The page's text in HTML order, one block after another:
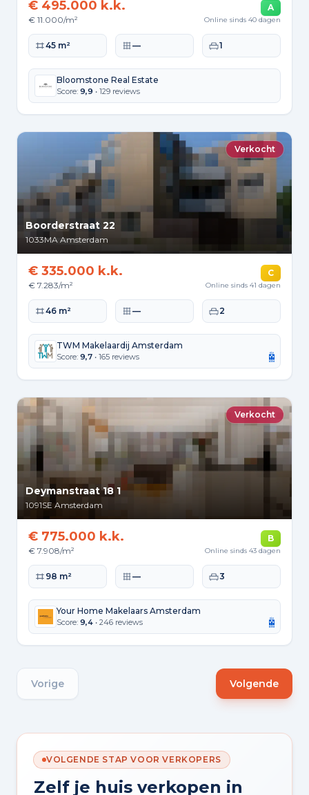
€ 495.000 k.k.
€ 11.000/m²
A
Online sinds 40 dagen
Woonoppervlakte
45 m² Perceeloppervlakte
— Slaapkamers
1
Bloomstone Real Estate
Score: 9,9 • 129 reviews
Verkocht
Boorderstraat 22
1033MA Amsterdam
€ 335.000 k.k.
€ 7.283/m²
C
Online sinds 41 dagen
Woonoppervlakte
46 m² Perceeloppervlakte
— Slaapkamers
2
TWM Makelaardij Amsterdam
Score: 9,7 • 165 reviews
Verkocht
Deymanstraat 18 1
1091SE Amsterdam
€ 775.000 k.k.
€ 7.908/m²
B
Online sinds 43 dagen
Woonoppervlakte
98 m² Perceeloppervlakte
— Slaapkamers
3
Your Home Makelaars Amsterdam
Score: 9,4 • 246 reviews
Vorige Volgende
VOLGENDE STAP VOOR VERKOPERS
Zelf je huis verkopen in